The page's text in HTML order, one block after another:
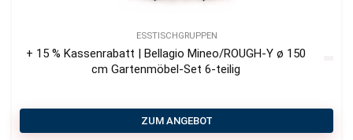
ESSTISCHGRUPPEN
+ 15 % Kassenrabatt | Bellagio Mineo/ROUGH-Y ø 150
cm Gartenmöbel-Set 6-teilig
ZUM ANGEBOT